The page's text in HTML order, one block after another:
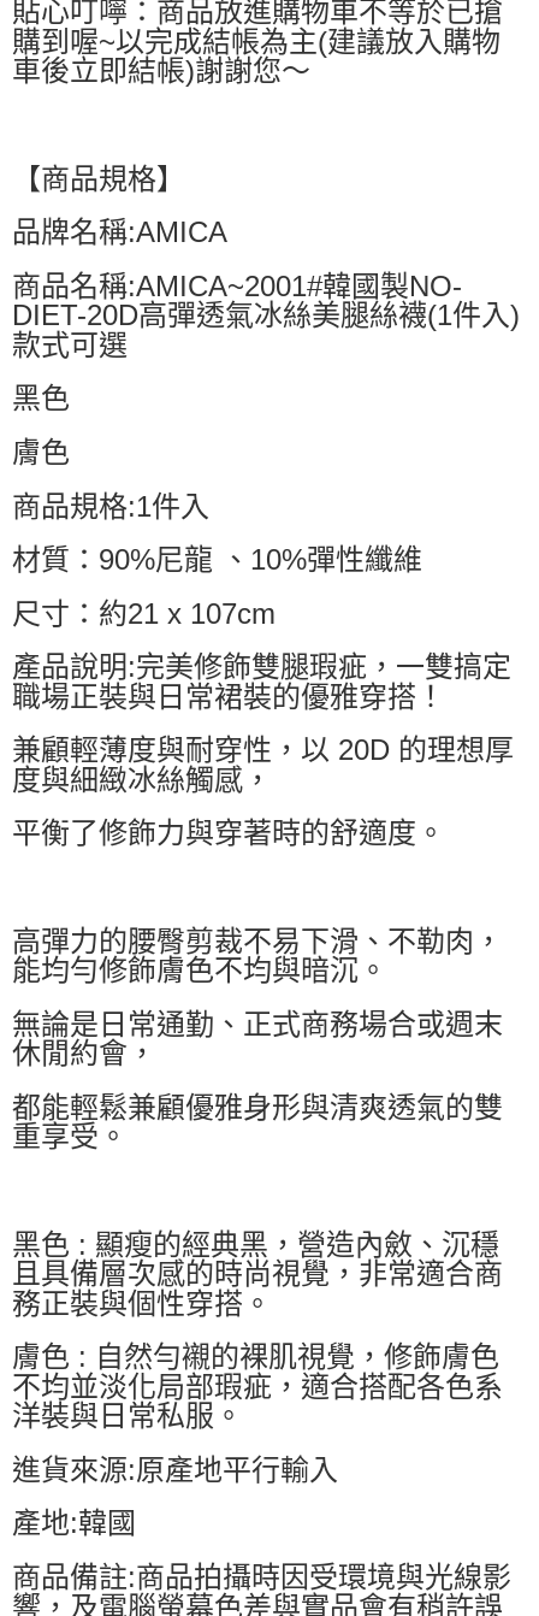
貼心叮嚀：商品放進購物車不等於已搶
購到喔~以完成結帳為主(建議放入購物
車後立即結帳)謝謝您～
【商品規格】
品牌名稱:AMICA
商品名稱:AMICA~2001#韓國製NO-
DIET-20D高彈透氣冰絲美腿絲襪(1件入)
款式可選
黑色
膚色
商品規格:1件入
材質：90%尼龍 、10%彈性纖維
尺寸：約21 x 107cm
產品說明:完美修飾雙腿瑕疵，一雙搞定
職場正裝與日常裙裝的優雅穿搭！
兼顧輕薄度與耐穿性，以 20D 的理想厚
度與細緻冰絲觸感，
平衡了修飾力與穿著時的舒適度。
高彈力的腰臀剪裁不易下滑、不勒肉，
能均勻修飾膚色不均與暗沉。
無論是日常通勤、正式商務場合或週末
休閒約會，
都能輕鬆兼顧優雅身形與清爽透氣的雙
重享受。
黑色 : 顯瘦的經典黑，營造內斂、沉穩
且具備層次感的時尚視覺，非常適合商
務正裝與個性穿搭。
膚色 : 自然勻襯的裸肌視覺，修飾膚色
不均並淡化局部瑕疵，適合搭配各色系
洋裝與日常私服。
進貨來源:原產地平行輸入
產地:韓國
商品備註:商品拍攝時因受環境與光線影
響，及電腦螢幕色差與實品會有稍許誤